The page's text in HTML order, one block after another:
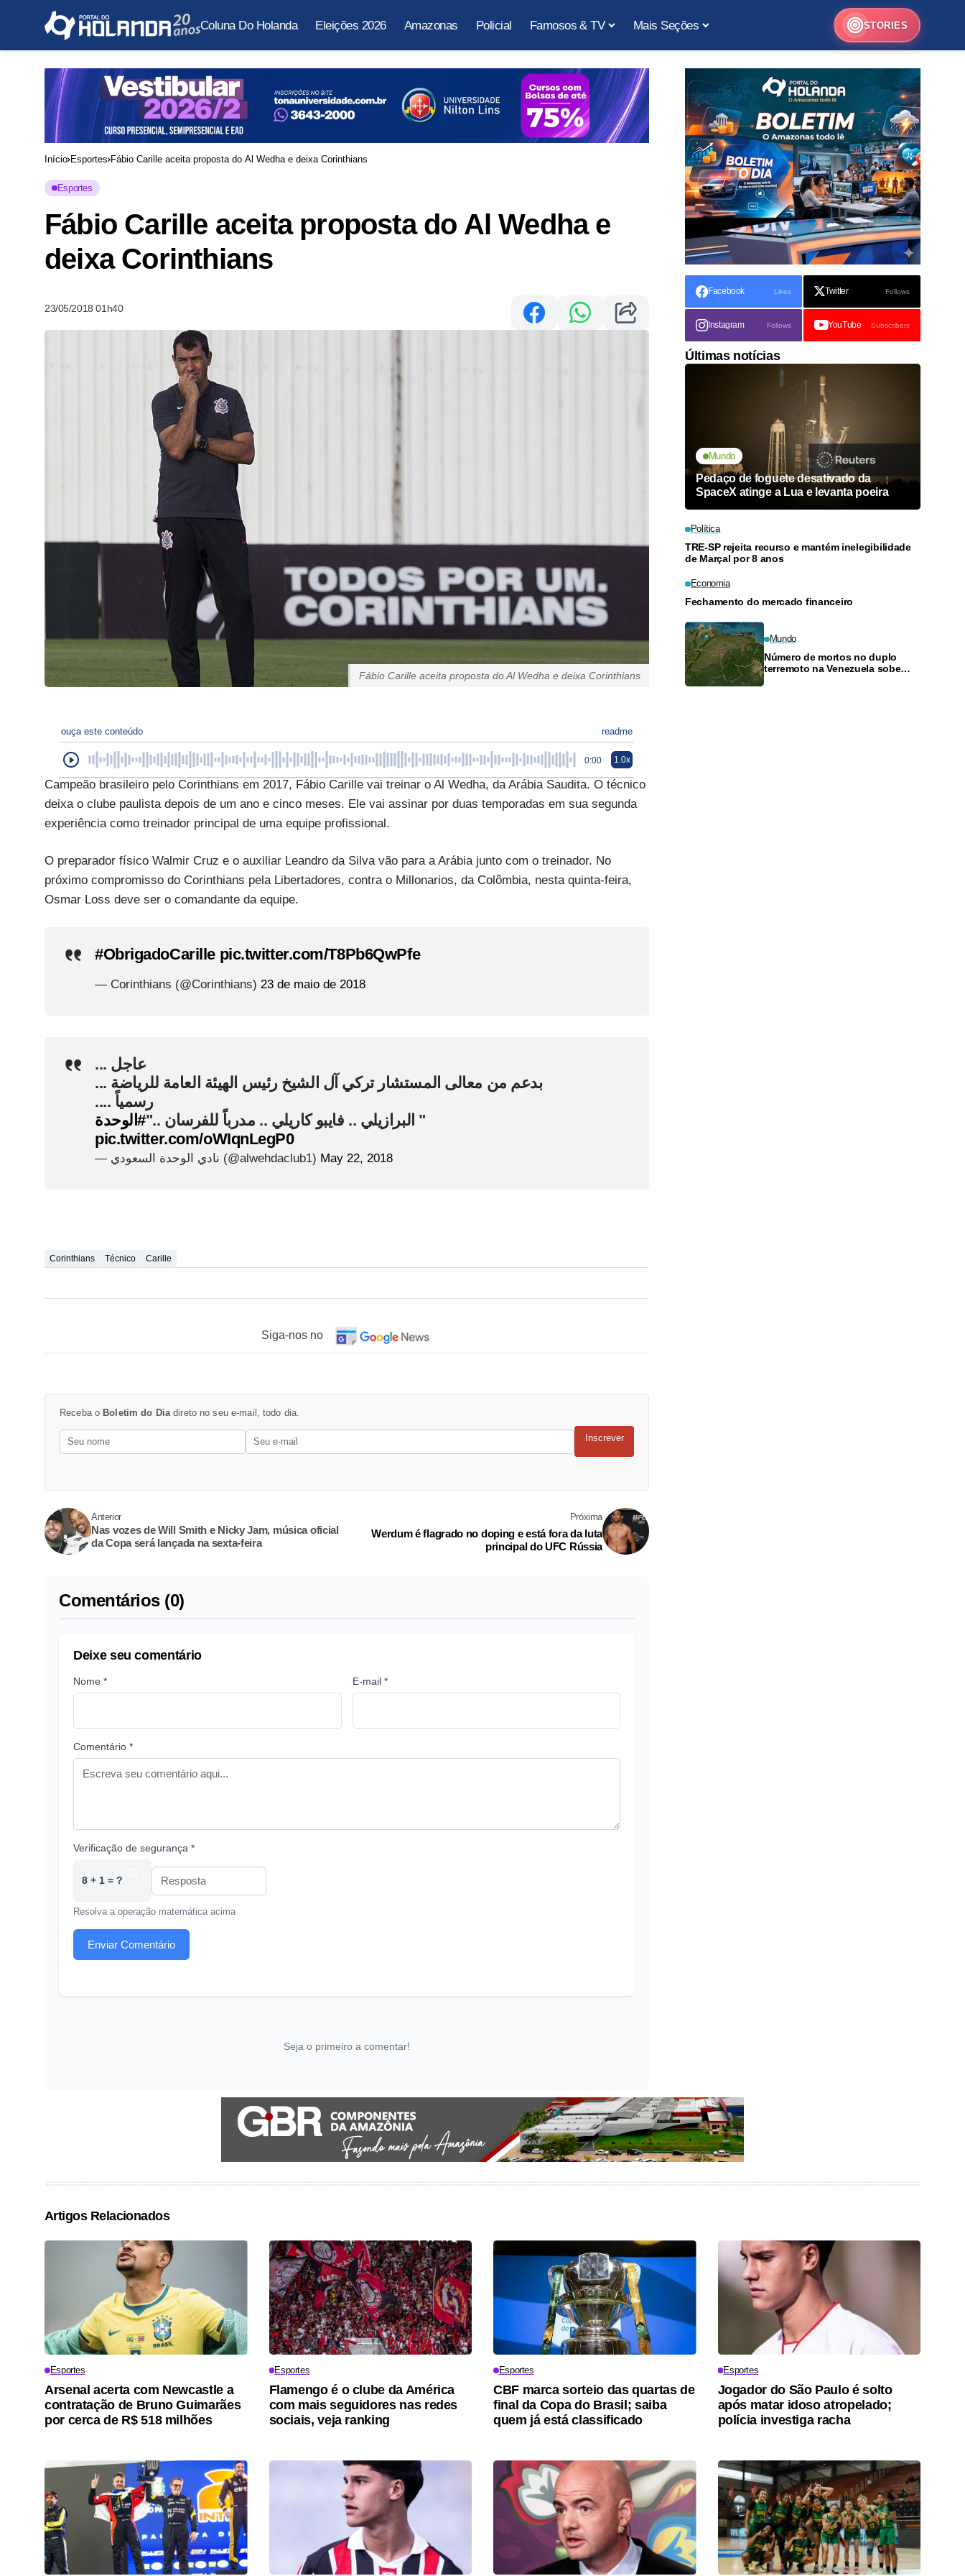
Coluna Do Holanda Eleições 2026 Amazonas Policial Famosos & TV Mais Seções STORIES
Início Esportes Fábio Carille aceita proposta do Al Wedha e deixa Corinthians
Esportes
Fábio Carille aceita proposta do Al Wedha e
deixa Corinthians
23/05/2018 01h40
Fábio Carille aceita proposta do Al Wedha e deixa Corinthians
ouça este conteúdo readme
0:00 1.0x
Campeão brasileiro pelo Corinthians em 2017, Fábio Carille vai treinar o Al Wedha, da Arábia Saudita. O técnico
deixa o clube paulista depois de um ano e cinco meses. Ele vai assinar por duas temporadas em sua segunda
experiência como treinador principal de uma equipe profissional.
O preparador físico Walmir Cruz e o auxiliar Leandro da Silva vão para a Arábia junto com o treinador. No
próximo compromisso do Corinthians pela Libertadores, contra o Millonarios, da Colômbia, nesta quinta-feira,
Osmar Loss deve ser o comandante da equipe.
#ObrigadoCarille pic.twitter.com/T8Pb6QwPfe
— Corinthians (@Corinthians) 23 de maio de 2018
عاجل ...
بدعم من معالى المستشار تركي آل الشيخ رئيس الهيئة العامة للرياضة ...
رسمياً ....
" البرازيلي .. فايبو كاريلي .. مدرباً للفرسان .."#الوحدة
pic.twitter.com/oWIqnLegP0
— نادي الوحدة السعودي (@alwehdaclub1) May 22, 2018
Corinthians Técnico Carille
Siga-nos no
Receba o Boletim do Dia direto no seu e-mail, todo dia.
Inscrever
Anterior
Nas vozes de Will Smith e Nicky Jam, música oficial
da Copa será lançada na sexta-feira
Próxima
Werdum é flagrado no doping e está fora da luta
principal do UFC Rússia
Comentários (0)
Deixe seu comentário
Nome * E-mail *
Comentário *
Verificação de segurança *
8 + 1 = ?
Resolva a operação matemática acima
Enviar Comentário
Seja o primeiro a comentar!
Facebook Likes Twitter Follows
Instagram Follows YouTube Subscribers
Últimas notícias
Mundo
Pedaço de foguete desativado da
SpaceX atinge a Lua e levanta poeira
Política
TRE-SP rejeita recurso e mantém inelegibilidade
de Marçal por 8 anos
Economia
Fechamento do mercado financeiro
Mundo
Número de mortos no duplo
terremoto na Venezuela sobe
Artigos Relacionados
Esportes
Arsenal acerta com Newcastle a
contratação de Bruno Guimarães
por cerca de R$ 518 milhões
Esportes
Flamengo é o clube da América
com mais seguidores nas redes
sociais, veja ranking
Esportes
CBF marca sorteio das quartas de
final da Copa do Brasil; saiba
quem já está classificado
Esportes
Jogador do São Paulo é solto
após matar idoso atropelado;
polícia investiga racha